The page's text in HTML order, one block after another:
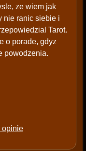
ze wiem jak
nie ranic siebie i
Tarot.
o porade, gdyz
powodzenia.
opinie